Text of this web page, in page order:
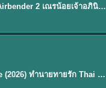
EP.7Avatar The Last Airbender 2 เณรน้อยเจ้าอภินิหาร พากย์ไทย
ดูซีรีย์ Magic Move (2026) ทำนายทายรัก Thai EP.1-10 HD